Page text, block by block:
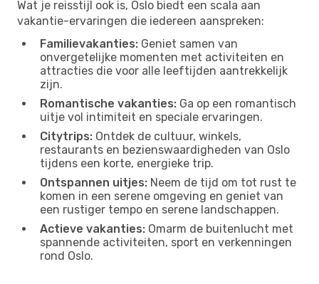
Wat je reisstijl ook is, Oslo biedt een scala aan
vakantie-ervaringen die iedereen aanspreken:
Familievakanties: Geniet samen van
onvergetelijke momenten met activiteiten en
attracties die voor alle leeftijden aantrekkelijk
zijn.
Romantische vakanties: Ga op een romantisch
uitje vol intimiteit en speciale ervaringen.
Citytrips: Ontdek de cultuur, winkels,
restaurants en bezienswaardigheden van Oslo
tijdens een korte, energieke trip.
Ontspannen uitjes: Neem de tijd om tot rust te
komen in een serene omgeving en geniet van
een rustiger tempo en serene landschappen.
Actieve vakanties: Omarm de buitenlucht met
spannende activiteiten, sport en verkenningen
rond Oslo.